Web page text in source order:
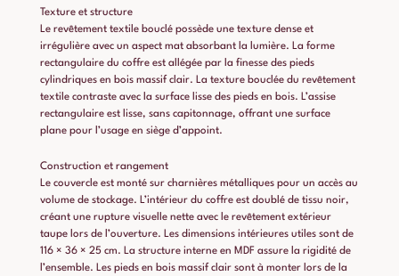
Texture et structure
Le revêtement textile bouclé possède une texture dense et
irrégulière avec un aspect mat absorbant la lumière. La forme
rectangulaire du coffre est allégée par la finesse des pieds
cylindriques en bois massif clair. La texture bouclée du revêtement
textile contraste avec la surface lisse des pieds en bois. L’assise
rectangulaire est lisse, sans capitonnage, offrant une surface
plane pour l’usage en siège d’appoint.
Construction et rangement
Le couvercle est monté sur charnières métalliques pour un accès au
volume de stockage. L’intérieur du coffre est doublé de tissu noir,
créant une rupture visuelle nette avec le revêtement extérieur
taupe lors de l’ouverture. Les dimensions intérieures utiles sont de
116 × 36 × 25 cm. La structure interne en MDF assure la rigidité de
l’ensemble. Les pieds en bois massif clair sont à monter lors de la